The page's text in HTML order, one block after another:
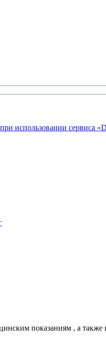
использовании сервиса
показаниям , а